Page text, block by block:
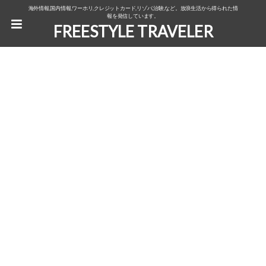
海外情報,国内情報,ワーホリ,クレジットカード,リゾバ,治験,など。放浪生活から得られた情
報を発信しています。
FREESTYLE TRAVELER